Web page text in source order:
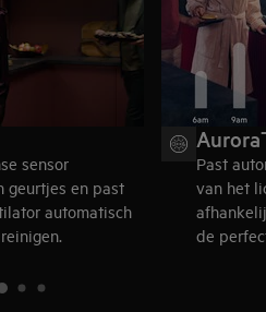
sensor
geurtjes en past
automatisch
Past
van het
de